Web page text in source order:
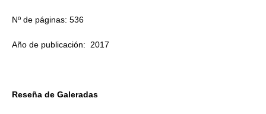
Nº de páginas: 536
Año de publicación: 2017
Reseña de Galeradas